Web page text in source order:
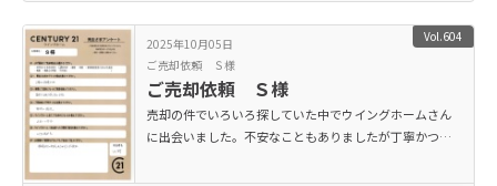
Vol.604
2025年10月05日
ご売却依頼 Ｓ様
ご売却依頼 Ｓ様
売却の件でいろいろ探していた中でウイングホームさん
に出会いました。不安なこともありましたが丁寧かつ迅